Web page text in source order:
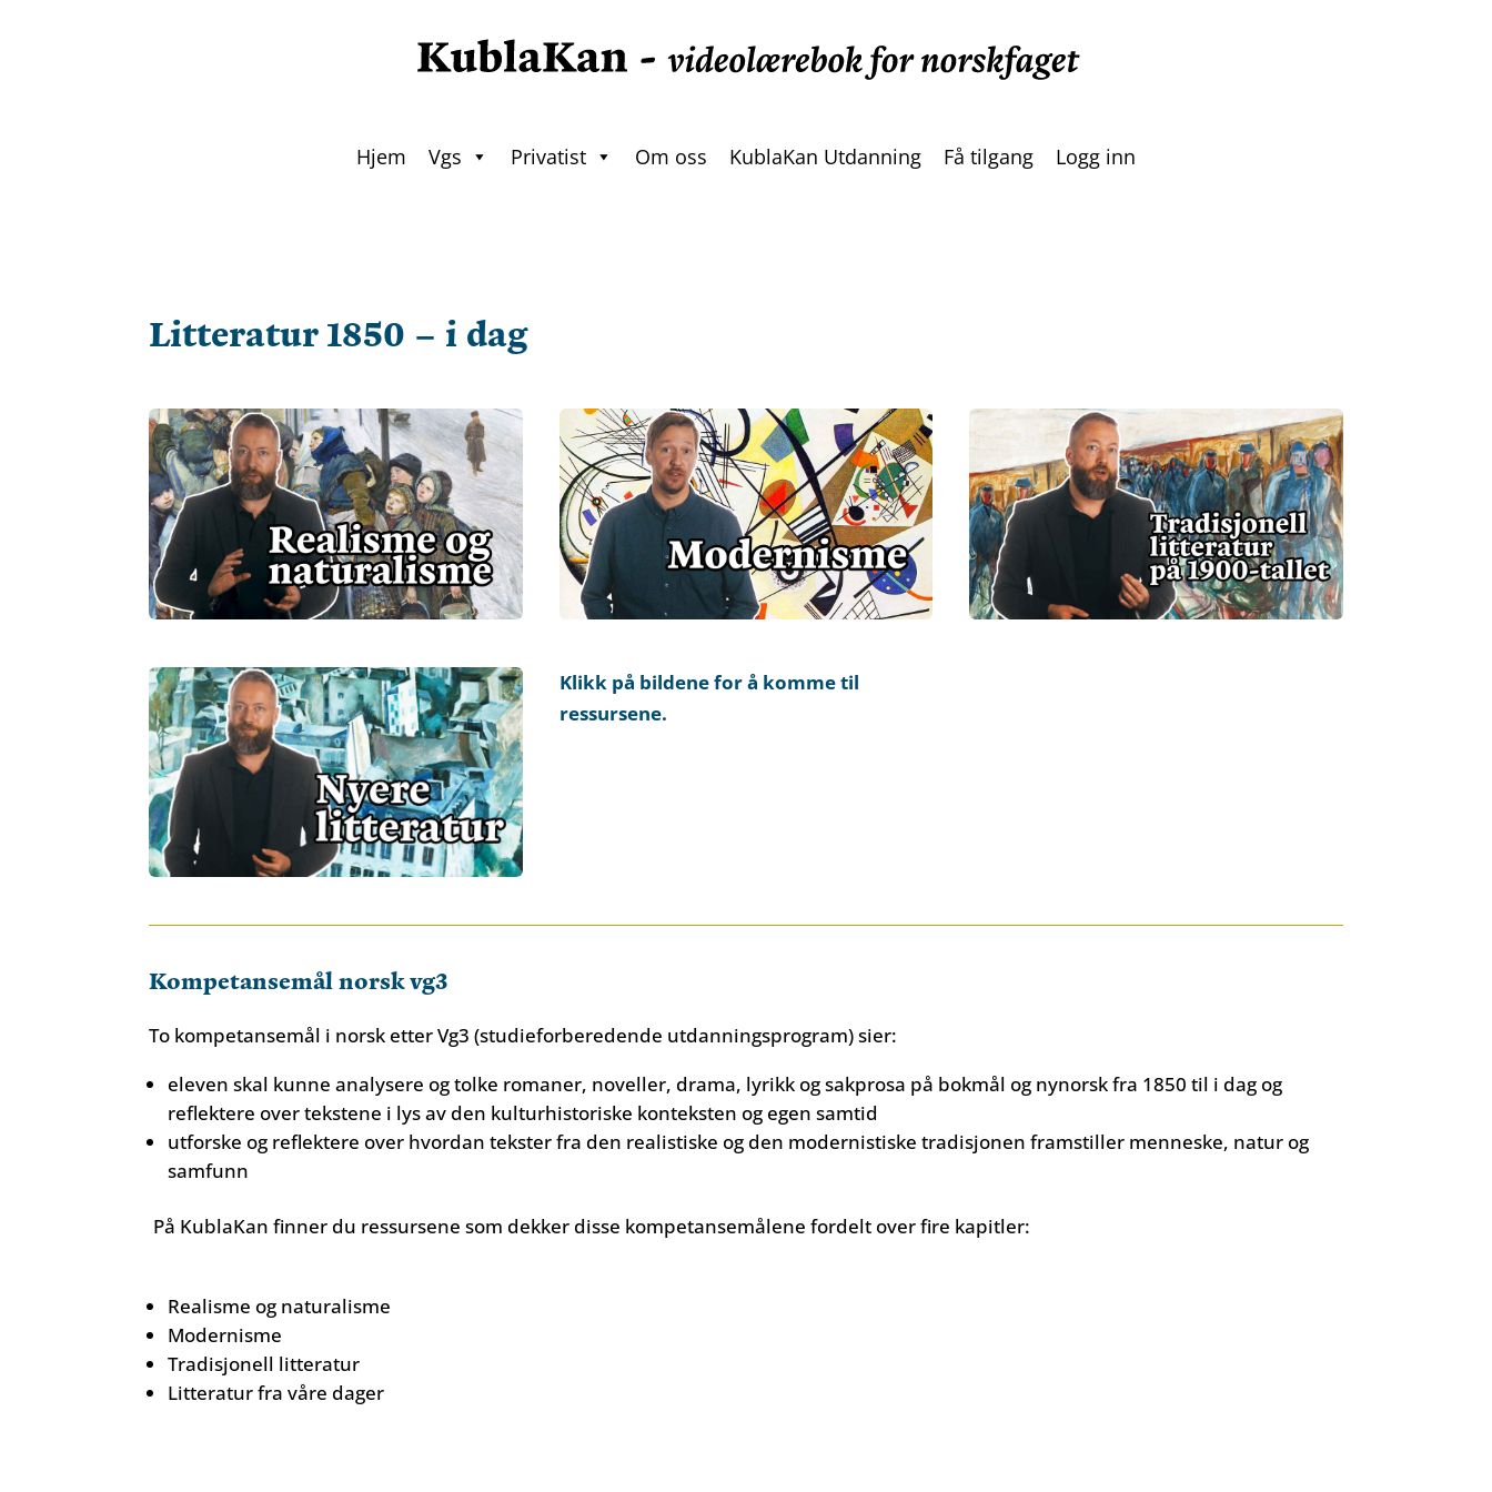
Hjem Vgs Privatist Om oss KublaKan Utdanning Få tilgang Logg inn
Litteratur 1850 – i dag
Klikk på bildene for å komme til
ressursene.
Kompetansemål norsk vg3
To kompetansemål i norsk etter Vg3 (studieforberedende utdanningsprogram) sier:
eleven skal kunne analysere og tolke romaner, noveller, drama, lyrikk og sakprosa på bokmål og nynorsk fra 1850 til i dag og
reflektere over tekstene i lys av den kulturhistoriske konteksten og egen samtid
utforske og reflektere over hvordan tekster fra den realistiske og den modernistiske tradisjonen framstiller menneske, natur og
samfunn
På KublaKan finner du ressursene som dekker disse kompetansemålene fordelt over fire kapitler:
Realisme og naturalisme
Modernisme
Tradisjonell litteratur
Litteratur fra våre dager